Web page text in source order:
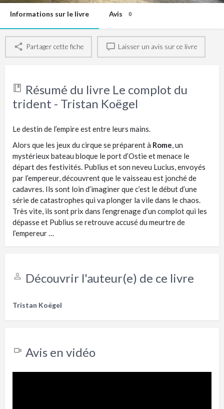
Informations sur le livre Avis 0
Partager cette fiche Laisser un avis sur ce livre
Résumé du livre Le complot du
trident - Tristan Koëgel
Le destin de l’empire est entre leurs mains.
Alors que les jeux du cirque se préparent à Rome , un
mystérieux bateau bloque le port d’Ostie et menace le
départ des festivités. Publius et son neveu Lucius, envoyés
par l’empereur, découvrent que le vaisseau est jonché de
cadavres. Ils sont loin d’imaginer que c’est le début d’une
série de catastrophes qui va plonger la vile dans le chaos.
Très vite, ils sont prix dans l’engrenage d’un complot qui les
dépasse et Publius se retrouve accusé du meurtre de
l’empereur …
Découvrir l'auteur(e) de ce livre
Tristan Koëgel
Avis en vidéo